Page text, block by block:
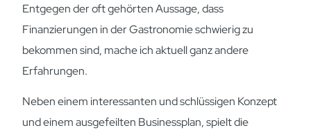
Entgegen der oft gehörten Aussage, dass
Finanzierungen in der Gastronomie schwierig zu
bekommen sind, mache ich aktuell ganz andere
Erfahrungen.
Neben einem interessanten und schlüssigen Konzept
und einem ausgefeilten Businessplan, spielt die